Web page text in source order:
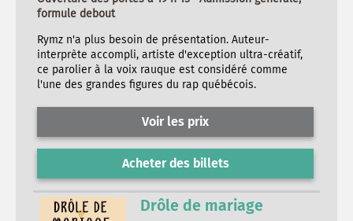
formule debout
Rymz n'a plus besoin de présentation. Auteur-
interprète accompli, artiste d'exception ultra-créatif,
ce parolier à la voix rauque est considéré comme
l'une des grandes figures du rap québécois.
Voir les prix
Acheter des billets
Drôle de mariage